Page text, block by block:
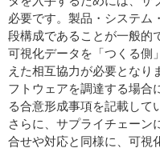
必要です。製品・システム
段構成であることが一般的
可視化データを「つくる側
えた相互協力が必要となり
フトウェアを調達する場合
る合意形成事項を記載して
さらに、サプライチェーン
合せや対応と同様に、可視